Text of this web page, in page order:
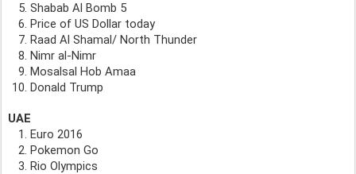
Shabab Al Bomb 5
Price of US Dollar today
Raad Al Shamal/ North Thunder
Nimr al-Nimr
Mosalsal Hob Amaa
Donald Trump
UAE
Euro 2016
Pokemon Go
Rio Olympics